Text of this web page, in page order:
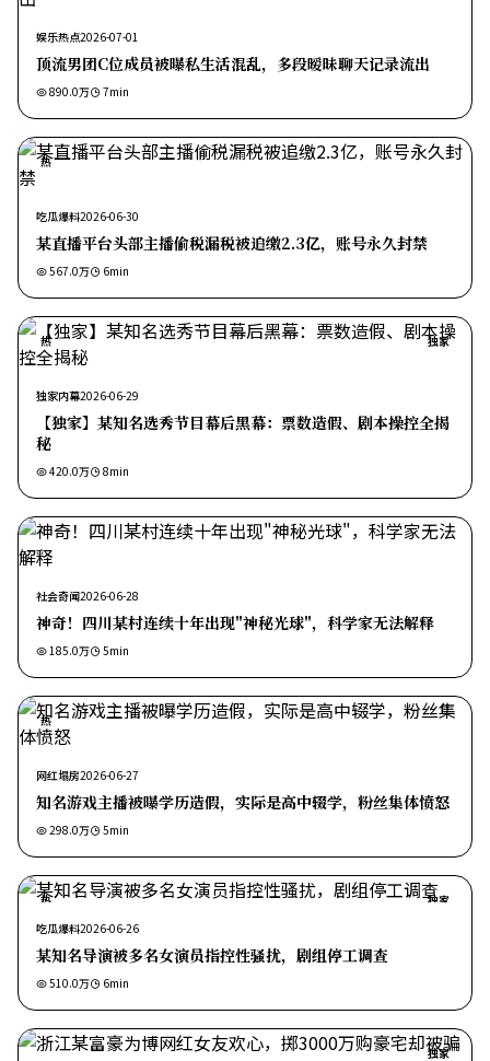
娱乐热点2026-07-01
顶流男团C位成员被曝私生活混乱，多段暧昧聊天记录流出
890.0万 7min
热
吃瓜爆料2026-06-30
某直播平台头部主播偷税漏税被追缴2.3亿，账号永久封禁
567.0万 6min
热 独家
独家内幕2026-06-29
【独家】某知名选秀节目幕后黑幕：票数造假、剧本操控全揭
秘
420.0万 8min
社会奇闻2026-06-28
神奇！四川某村连续十年出现"神秘光球"，科学家无法解释
185.0万 5min
热
网红塌房2026-06-27
知名游戏主播被曝学历造假，实际是高中辍学，粉丝集体愤怒
298.0万 5min
热
独家
吃瓜爆料2026-06-26
某知名导演被多名女演员指控性骚扰，剧组停工调查
510.0万 6min
独家